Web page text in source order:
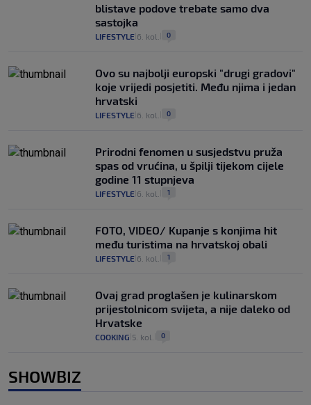
blistave podove trebate samo dva
sastojka
LIFESTYLE 6. kol. 0
Ovo su najbolji europski "drugi gradovi"
koje vrijedi posjetiti. Među njima i jedan
hrvatski
LIFESTYLE 6. kol. 0
Prirodni fenomen u susjedstvu pruža
spas od vrućina, u špilji tijekom cijele
godine 11 stupnjeva
LIFESTYLE 6. kol. 1
FOTO, VIDEO/ Kupanje s konjima hit
među turistima na hrvatskoj obali
LIFESTYLE 6. kol. 1
Ovaj grad proglašen je kulinarskom
prijestolnicom svijeta, a nije daleko od
Hrvatske
COOKING 5. kol. 0
SHOWBIZ